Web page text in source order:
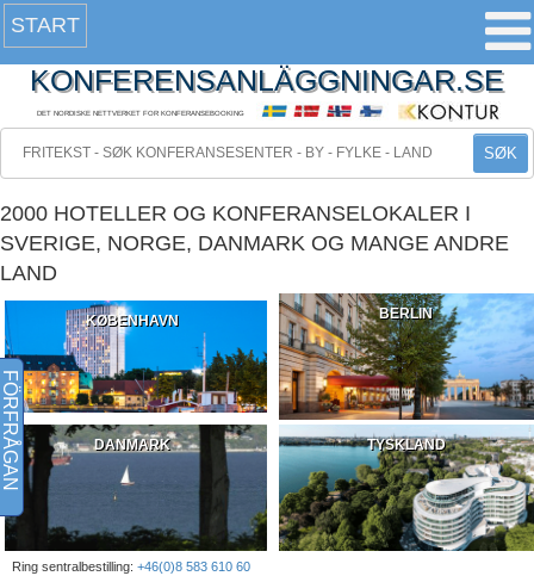
START
KONFERENSANLÄGGNINGAR.SE
DET NORDISKE NETTVERKET FOR KONFERANSEBOOKING
SØK
2000 HOTELLER OG KONFERANSELOKALER I
SVERIGE, NORGE, DANMARK OG MANGE ANDRE
LAND
KØBENHAVN BERLIN
DANMARK TYSKLAND
Ring sentralbestilling: +46(0)8 583 610 60
FÖRFRÅGAN